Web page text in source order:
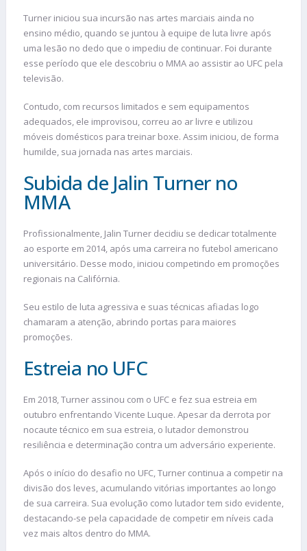
Turner iniciou sua incursão nas artes marciais ainda no
ensino médio, quando se juntou à equipe de luta livre após
uma lesão no dedo que o impediu de continuar. Foi durante
esse período que ele descobriu o MMA ao assistir ao UFC pela
televisão.
Contudo, com recursos limitados e sem equipamentos
adequados, ele improvisou, correu ao ar livre e utilizou
móveis domésticos para treinar boxe. Assim iniciou, de forma
humilde, sua jornada nas artes marciais.
Subida de Jalin Turner no
MMA
Profissionalmente, Jalin Turner decidiu se dedicar totalmente
ao esporte em 2014, após uma carreira no futebol americano
universitário. Desse modo, iniciou competindo em promoções
regionais na Califórnia.
Seu estilo de luta agressiva e suas técnicas afiadas logo
chamaram a atenção, abrindo portas para maiores
promoções.
Estreia no UFC
Em 2018, Turner assinou com o UFC e fez sua estreia em
outubro enfrentando Vicente Luque. Apesar da derrota por
nocaute técnico em sua estreia, o lutador demonstrou
resiliência e determinação contra um adversário experiente.
Após o início do desafio no UFC, Turner continua a competir na
divisão dos leves, acumulando vitórias importantes ao longo
de sua carreira. Sua evolução como lutador tem sido evidente,
destacando-se pela capacidade de competir em níveis cada
vez mais altos dentro do MMA.